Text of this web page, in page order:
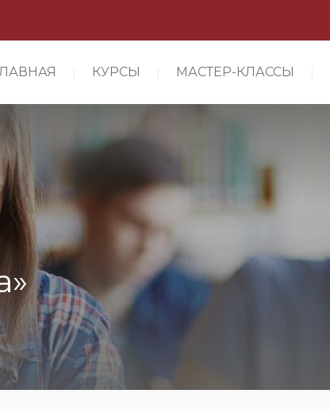
КУРСЫ МАСТЕР-КЛАССЫ